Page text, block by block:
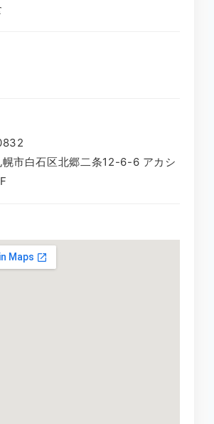
幌市白石区北郷二条12-6-6 アカシ